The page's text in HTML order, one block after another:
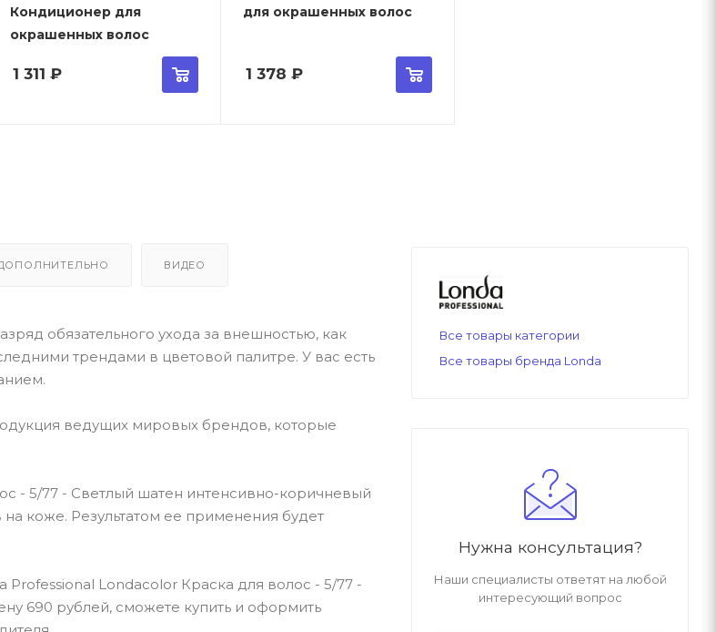
Кондиционер для
окрашенных волос
1 311 ₽
для окрашенных волоc
1 378 ₽
ВИДЕО
обязательного ухода за внешностью, как
трендами в цветовой палитре. У вас есть
ведущих мировых брендов, которые
- 5/77 - Светлый шатен интенсивно-коричневый
на коже. Результатом ее применения будет
Londacolor Краска для волос - 5/77 -
690 рублей, сможете купить и оформить
Все товары категории
Все товары бренда Londa
Нужна консультация?
Наши специалисты ответят на любой
интересующий вопрос